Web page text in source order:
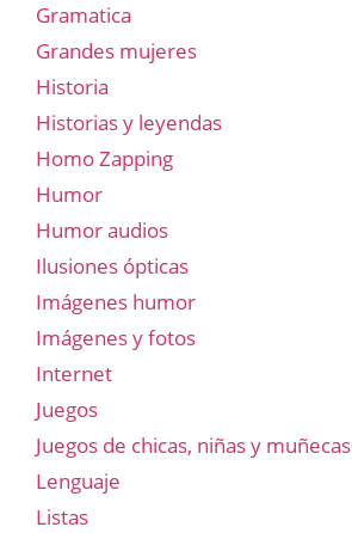
Gramatica
Grandes mujeres
Historia
Historias y leyendas
Homo Zapping
Humor
Humor audios
Ilusiones ópticas
Imágenes humor
Imágenes y fotos
Internet
Juegos
Juegos de chicas, niñas y muñecas
Lenguaje
Listas